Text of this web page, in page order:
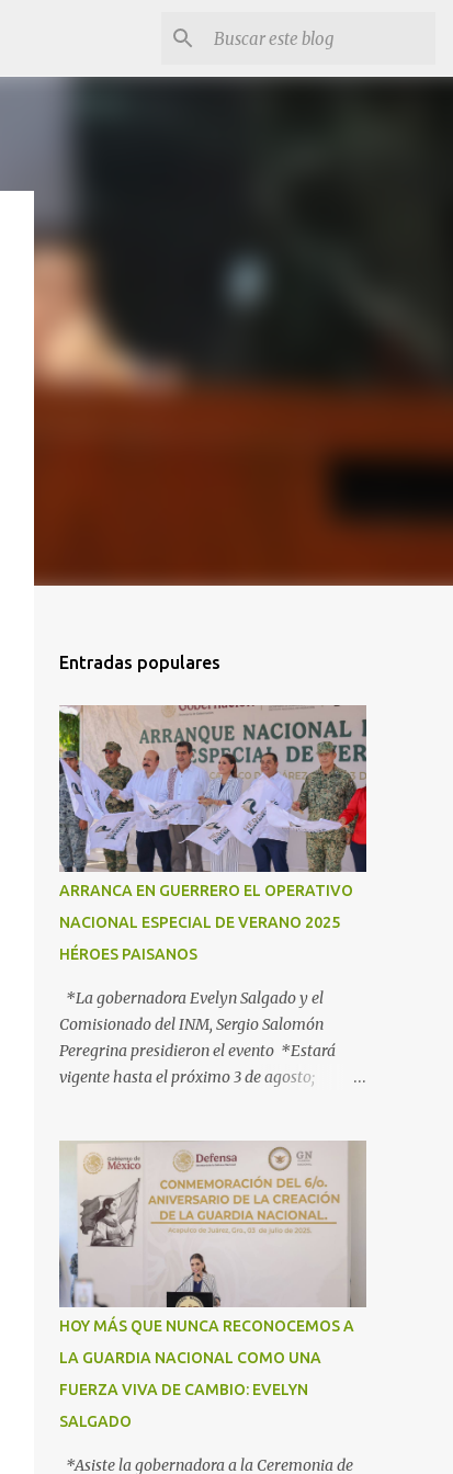
Entradas populares
ARRANCA EN GUERRERO EL OPERATIVO
NACIONAL ESPECIAL DE VERANO 2025
HÉROES PAISANOS
*La gobernadora Evelyn Salgado y el
Comisionado del INM, Sergio Salomón
Peregrina presidieron el evento *Estará
vigente hasta el próximo 3 de agosto;
a los connacionales que retornan al país
*“Guerrero está listo para recibirlos con el
corazón y con los brazos abiertos”, señala la
gobernadora Acapulco, Gro., 3 de julio de
2025.- Con el objetivo de informar, orientar
y proteger durante su ingreso, estancia y
tránsito por el territorio nacional a los
migrantes que retornan a México durante
esta temporada de verano, la gobernadora
Evelyn Salgado Pineda y el comisionado del
Instituto Nacional de Migración (INM),
HOY MÁS QUE NUNCA RECONOCEMOS A
LA GUARDIA NACIONAL COMO UNA
FUERZA VIVA DE CAMBIO: EVELYN
SALGADO
*Asiste la gobernadora a la Ceremonia de